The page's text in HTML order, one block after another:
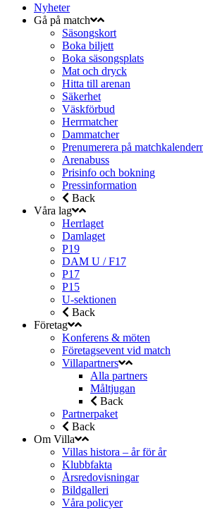
Nyheter
Gå på match
Säsongskort
Boka biljett
Boka säsongsplats
Mat och dryck
Hitta till arenan
Säkerhet
Väskförbud
Herrmatcher
Dammatcher
Prenumerera på
Arenabuss
Prisinfo och bokning
Pressinformation
Back
Våra lag
Herrlaget
Damlaget
P19
DAM U / F17
P17
P15
U-sektionen
Back
Företag
Konferens & möten
Företagsevent vid match
Villapartners
Alla partners
Måltjugan
Back
Partnerpaket
Back
Om Villa
Villas histora – år för år
Klubbfakta
Årsredovisningar
Bildgalleri
Våra policyer